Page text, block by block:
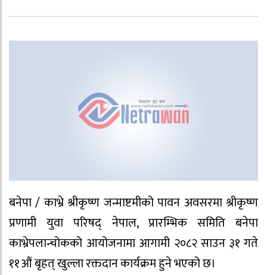
बनेपा / काभ्रे श्रीकृष्ण जन्माष्टमीको पावन अवसरमा श्रीकृष्ण
प्रणामी युवा परिषद् नेपाल, प्रारम्भिक समिति बनेपा
काभ्रेपलान्चोकको आयोजनामा आगामी २०८२ साउन ३१ गते
११औं बृहत् खुल्ला रक्तदान कार्यक्रम हुने भएको छ।